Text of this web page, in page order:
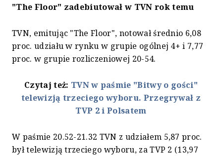
"The Floor" zadebiutował w TVN rok temu
TVN, emitując "The Floor", notował średnio 6,08
proc. udziału w rynku w grupie ogólnej 4+ i 7,77
proc. w grupie rozliczeniowej 20-54.
Czytaj też: TVN w paśmie "Bitwy o gości"
telewizją trzeciego wyboru. Przegrywał z
TVP 2 i Polsatem
W paśmie 20.52-21.32 TVN z udziałem 5,87 proc.
był telewizją trzeciego wyboru, za TVP 2 (13,97